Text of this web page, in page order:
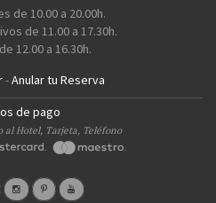
de 10.00 a 20.00h.
de 11.00 a 17.30h.
12.00 a 16.30h.
-Anular tu Reserva
de pago
al Hotel, Tarjeta, Teléfono